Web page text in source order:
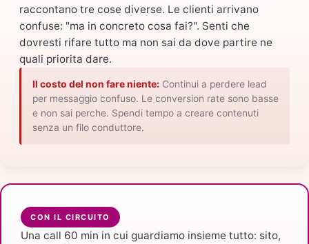
raccontano tre cose diverse. Le clienti arrivano
confuse: "ma in concreto cosa fai?". Senti che
dovresti rifare tutto ma non sai da dove partire ne
quali priorita dare.
Il costo del non fare niente: Continui a perdere lead
per messaggio confuso. Le conversion rate sono basse
e non sai perche. Spendi tempo a creare contenuti
senza un filo conduttore.
CON IL CIRCUITO
Una call 60 min in cui guardiamo insieme tutto: sito,